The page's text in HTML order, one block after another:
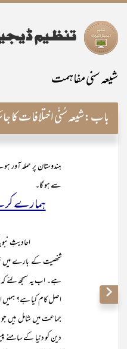
شیعہ سنی مفاہمت
باب:شیعہ سُنّی اختلافات کا
ہندوستان پر حملہ آور
سے ہو گا۔
ہمارے
احادیثِ نبویہؐ
شخصیت کے بارے میں
ہے۔ اب یہ سمجھ لئے
اصل کام کیا ہے؟ ہمیں
جماعت میں شامل ہیں
دین کو دنیا کے سامنے